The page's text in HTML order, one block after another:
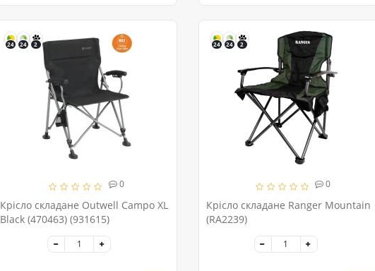
24 24 2
0
Крісло складане Outwell Campo XL
Black (470463) (931615)
24 24 2
0
Крісло складане Ranger Mountain
(RA2239)